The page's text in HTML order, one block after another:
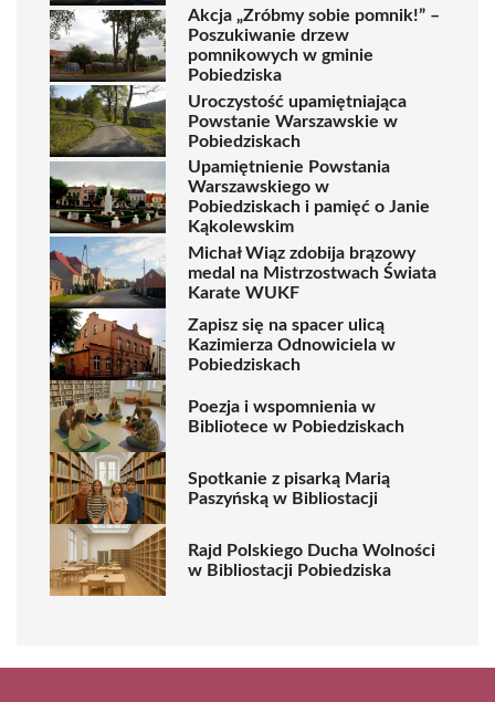
Akcja „Zróbmy sobie pomnik!” –
Poszukiwanie drzew
pomnikowych w gminie
Pobiedziska
Uroczystość upamiętniająca
Powstanie Warszawskie w
Pobiedziskach
Upamiętnienie Powstania
Warszawskiego w
Pobiedziskach i pamięć o Janie
Kąkolewskim
Michał Wiąz zdobija brązowy
medal na Mistrzostwach Świata
Karate WUKF
Zapisz się na spacer ulicą
Kazimierza Odnowiciela w
Pobiedziskach
Poezja i wspomnienia w
Bibliotece w Pobiedziskach
Spotkanie z pisarką Marią
Paszyńską w Bibliostacji
Rajd Polskiego Ducha Wolności
w Bibliostacji Pobiedziska